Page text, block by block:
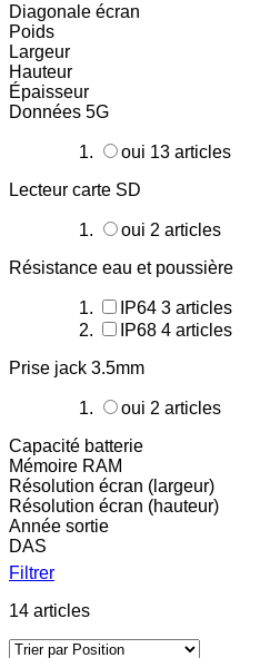
Diagonale écran
Poids
Largeur
Hauteur
Épaisseur
Données 5G
oui 13 articles
Lecteur carte SD
oui 2 articles
Résistance eau et poussière
IP64 3 articles
IP68 4 articles
Prise jack 3.5mm
oui 2 articles
Capacité batterie
Mémoire RAM
Résolution écran (largeur)
Résolution écran (hauteur)
Année sortie
DAS
Filtrer
14 articles